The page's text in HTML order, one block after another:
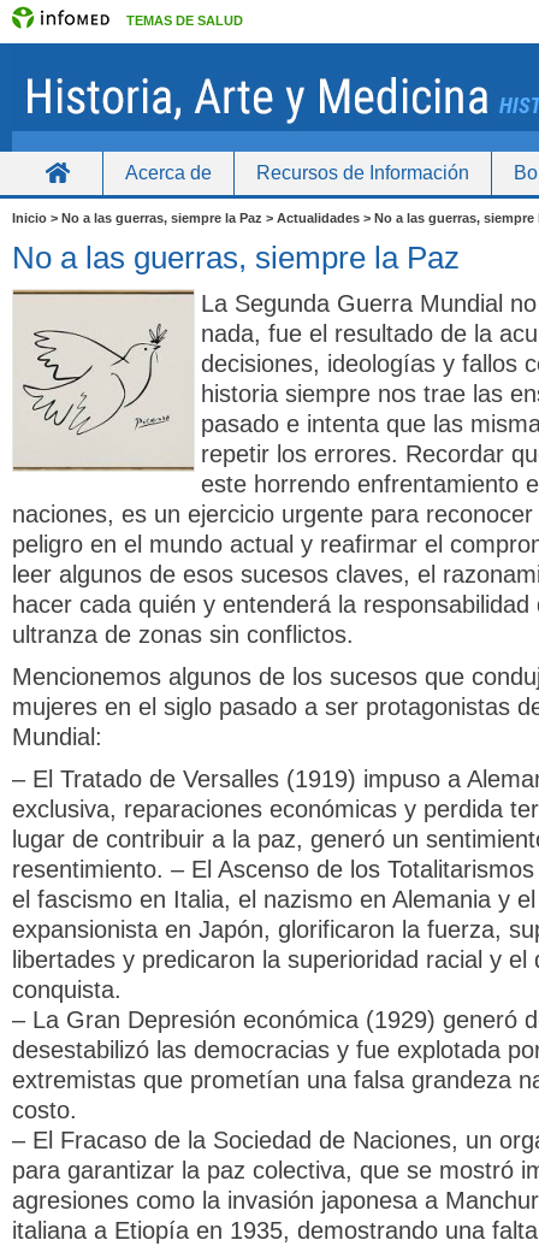
TEMAS DE SALUD
Acerca de Recursos de Información
Inicio > No a las guerras, siempre la Paz > Actualidades > No a las guerras, siempre
No a las guerras, siempre la Paz
La Segunda Guerra Mundial
nada, fue el resultado de la
decisiones, ideologías y fallos
historia siempre nos trae las
pasado e intenta que las
repetir los errores. Recordar
este horrendo enfrentamiento
naciones, es un ejercicio urgente para
peligro en el mundo actual y reafirmar el
leer algunos de esos sucesos claves, el
hacer cada quién y entenderá la
ultranza de zonas sin conflictos.
Mencionemos algunos de los sucesos que
mujeres en el siglo pasado a ser protagonistas
Mundial:
– El Tratado de Versalles (1919) impuso a
exclusiva, reparaciones económicas y perdida
lugar de contribuir a la paz, generó un
resentimiento. – El Ascenso de los
el fascismo en Italia, el nazismo en Alemania y
expansionista en Japón, glorificaron la fuerza,
libertades y predicaron la superioridad racial y el
conquista.
– La Gran Depresión económica (1929) generó
desestabilizó las democracias y fue explotada
extremistas que prometían una falsa grandeza
costo.
– El Fracaso de la Sociedad de Naciones, un
para garantizar la paz colectiva, que se mostró
agresiones como la invasión japonesa a
italiana a Etiopía en 1935, demostrando una